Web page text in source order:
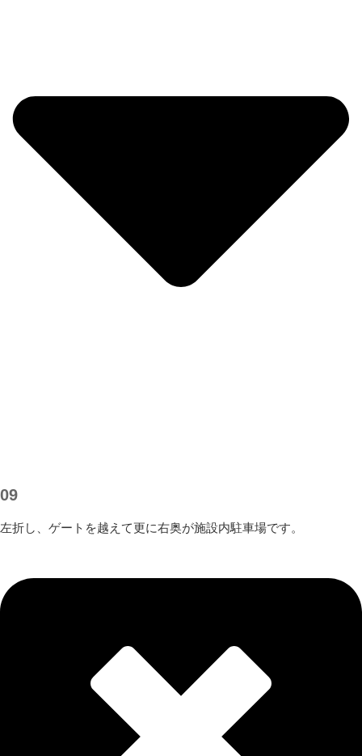
09
左折し、ゲートを越えて更に右奥が施設内駐車場です。